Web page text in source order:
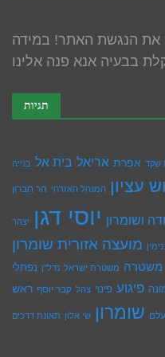
את הנגשת האתר! במידה
תגיות
שקד אפרת אריאל בית אל בנייה
עציון המנהל האזרחי הר חברון
ושומרון יוסי דגן יצהר
מועצה אזורית שומרון
משטרה משטרת ישראל נדל''ן נפתלי
פיגוע פינוי צהל קבר יוסף ראש
שומרון שי אלון תאונת דרכים